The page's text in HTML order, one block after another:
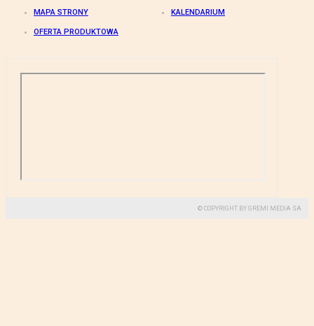
MAPA STRONY KALENDARIUM
OFERTA PRODUKTOWA
© COPYRIGHT BY GREMI MEDIA SA